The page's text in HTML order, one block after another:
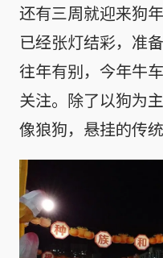
还有三周就迎来狗
已经张灯结彩，准
往年有别，今年牛
关注。除了以狗为
像狼狗，悬挂的传